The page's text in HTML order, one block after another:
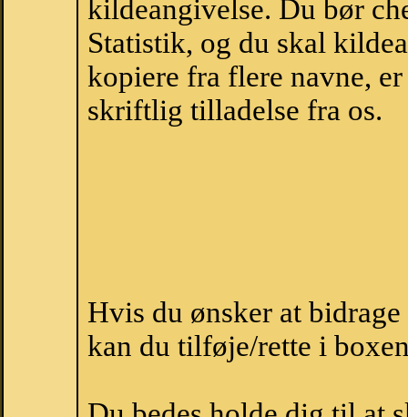
kildeangivelse. Du bør
Statistik, og du skal
kopiere fra flere navne,
skriftlig tilladelse fra os.
Hvis du ønsker at
kan du tilføje/rette i